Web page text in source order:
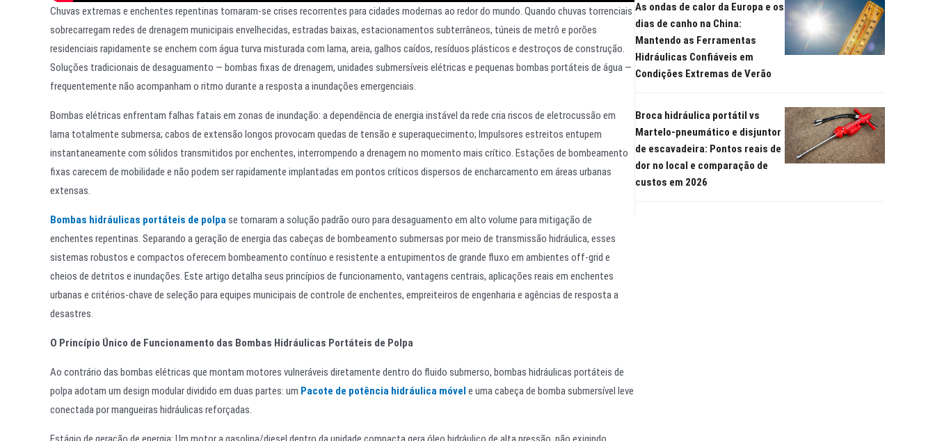
Chuvas extremas e enchentes repentinas tornaram-se crises recorrentes para cidades modernas ao redor do mundo. Quando chuvas torrenciais
sobrecarregam redes de drenagem municipais envelhecidas, estradas baixas, estacionamentos subterrâneos, túneis de metrô e porões
residenciais rapidamente se enchem com água turva misturada com lama, areia, galhos caídos, resíduos plásticos e destroços de construção.
Soluções tradicionais de desaguamento — bombas fixas de drenagem, unidades submersíveis elétricas e pequenas bombas portáteis de água —
frequentemente não acompanham o ritmo durante a resposta a inundações emergenciais.
Bombas elétricas enfrentam falhas fatais em zonas de inundação: a dependência de energia instável da rede cria riscos de eletrocussão em
lama totalmente submersa; cabos de extensão longos provocam quedas de tensão e superaquecimento; Impulsores estreitos entupem
instantaneamente com sólidos transmitidos por enchentes, interrompendo a drenagem no momento mais crítico. Estações de bombeamento
fixas carecem de mobilidade e não podem ser rapidamente implantadas em pontos críticos dispersos de encharcamento em áreas urbanas
extensas.
Bombas hidráulicas portáteis de polpa se tornaram a solução padrão ouro para desaguamento em alto volume para mitigação de
enchentes repentinas. Separando a geração de energia das cabeças de bombeamento submersas por meio de transmissão hidráulica, esses
sistemas robustos e compactos oferecem bombeamento contínuo e resistente a entupimentos de grande fluxo em ambientes off-grid e
cheios de detritos e inundações. Este artigo detalha seus princípios de funcionamento, vantagens centrais, aplicações reais em enchentes
urbanas e critérios-chave de seleção para equipes municipais de controle de enchentes, empreiteiros de engenharia e agências de resposta a
desastres.
O Princípio Único de Funcionamento das Bombas Hidráulicas Portáteis de Polpa
Ao contrário das bombas elétricas que montam motores vulneráveis diretamente dentro do fluido submerso, bombas hidráulicas portáteis de
polpa adotam um design modular dividido em duas partes: um Pacote de potência hidráulica móvele uma cabeça de bomba submersível leve
conectada por mangueiras hidráulicas reforçadas.
As ondas de calor da Europa e os
dias de canho na China:
Mantendo as Ferramentas
Hidráulicas Confiáveis em
Condições Extremas de Verão
Broca hidráulica portátil vs
Martelo-pneumático e disjuntor
de escavadeira: Pontos reais de
dor no local e comparação de
custos em 2026